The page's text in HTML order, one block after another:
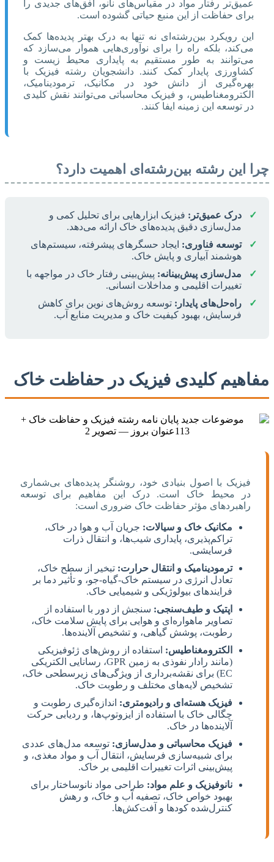
عمیق‌تر رفتار مواد در مقیاس‌های نانو، افق‌های جدیدی را
برای حفاظت از این منبع حیاتی گشوده است.
این رویکرد بین‌رشته‌ای نه تنها به درک بهتر پدیده‌ها کمک
می‌کند، بلکه راه را برای نوآوری‌هایی هموار می‌سازد که
می‌توانند به طور مستقیم به پایداری محیط زیست و
کشاورزی پایدار کمک کنند. دانشجویان رشته فیزیک با
بهره‌گیری از دانش خود در مکانیک، ترمودینامیک،
الکترومغناطیس، و فیزیک محاسباتی می‌توانند نقش کلیدی
در توسعه این زمینه ایفا کنند.
چرا این رشته بین‌رشته‌ای اهمیت دارد؟
✓ درک عمیق‌تر: فیزیک ابزارهایی برای تحلیل کمی و
مدل‌سازی دقیق پدیده‌های خاک ارائه می‌دهد.
✓
توسعه فناوری: ایجاد حسگرهای پیشرفته، سیستم‌های
هوشمند آبیاری و پایش خاک.
✓
مدل‌سازی پیش‌بینانه: پیش‌بینی رفتار خاک در مواجهه با
تغییرات اقلیمی و مداخلات انسانی.
✓
راه‌حل‌های پایدار: توسعه روش‌های نوین برای کاهش
فرسایش، بهبود کیفیت خاک و مدیریت منابع آب.
مفاهیم کلیدی فیزیک در حفاظت خاک
فیزیک با اصول بنیادی خود، روشنگر پدیده‌های بی‌شماری
در محیط خاک است. درک این مفاهیم برای توسعه
راهبردهای مؤثر حفاظت خاک ضروری است:
مکانیک خاک و سیالات: جریان آب و هوا در خاک،
تراکم‌پذیری، پایداری شیب‌ها، و انتقال ذرات
فرسایشی.
ترمودینامیک و انتقال حرارت: تبخیر از سطح خاک،
تعادل انرژی در سیستم خاک-گیاه-جو، و تأثیر دما بر
فرایندهای بیولوژیکی و شیمیایی خاک.
اپتیک و طیف‌سنجی: سنجش از دور با استفاده از
تصاویر ماهواره‌ای و هوایی برای پایش سلامت خاک،
رطوبت، پوشش گیاهی، و تشخیص آلاینده‌ها.
الکترومغناطیس: استفاده از روش‌های ژئوفیزیکی
(مانند رادار نفوذی به زمین GPR، رسانایی الکتریکی
EC) برای نقشه‌برداری از ویژگی‌های زیرسطحی خاک،
تشخیص لایه‌های مختلف و رطوبت خاک.
فیزیک هسته‌ای و رادیومتری: اندازه‌گیری رطوبت و
چگالی خاک با استفاده از ایزوتوپ‌ها، و ردیابی حرکت
آلاینده‌ها در خاک.
فیزیک محاسباتی و مدل‌سازی: توسعه مدل‌های عددی
برای شبیه‌سازی فرسایش، انتقال آب و مواد مغذی، و
پیش‌بینی اثرات تغییرات اقلیمی بر خاک.
نانوفیزیک و علم مواد: طراحی مواد نانوساختار برای
بهبود خواص خاک، تصفیه آب و خاک، و رهش
کنترل‌شده کودها و آفت‌کش‌ها.